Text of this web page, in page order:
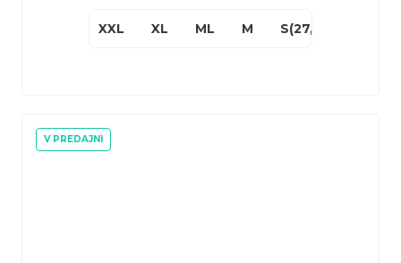
XXL XL ML M S(27,5")
V PREDAJNI